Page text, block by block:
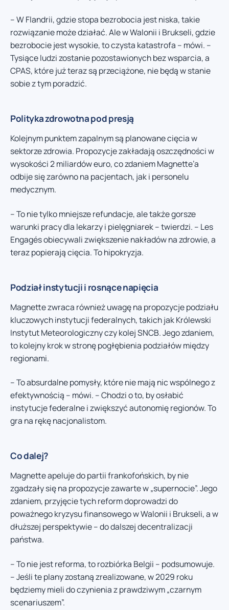
– W Flandrii, gdzie stopa bezrobocia jest niska, takie
rozwiązanie może działać. Ale w Walonii i Brukseli, gdzie
bezrobocie jest wysokie, to czysta katastrofa – mówi. –
Tysiące ludzi zostanie pozostawionych bez wsparcia, a
CPAS, które już teraz są przeciążone, nie będą w stanie
sobie z tym poradzić.
Polityka zdrowotna pod presją
Kolejnym punktem zapalnym są planowane cięcia w
sektorze zdrowia. Propozycje zakładają oszczędności w
wysokości 2 miliardów euro, co zdaniem Magnette’a
odbije się zarówno na pacjentach, jak i personelu
medycznym.
– To nie tylko mniejsze refundacje, ale także gorsze
warunki pracy dla lekarzy i pielęgniarek – twierdzi. – Les
Engagés obiecywali zwiększenie nakładów na zdrowie, a
teraz popierają cięcia. To hipokryzja.
Podział instytucji i rosnące napięcia
Magnette zwraca również uwagę na propozycje podziału
kluczowych instytucji federalnych, takich jak Królewski
Instytut Meteorologiczny czy kolej SNCB. Jego zdaniem,
to kolejny krok w stronę pogłębienia podziałów między
regionami.
– To absurdalne pomysły, które nie mają nic wspólnego z
efektywnością – mówi. – Chodzi o to, by osłabić
instytucje federalne i zwiększyć autonomię regionów. To
gra na rękę nacjonalistom.
Co dalej?
Magnette apeluje do partii frankofońskich, by nie
zgadzały się na propozycje zawarte w „supernocie”. Jego
zdaniem, przyjęcie tych reform doprowadzi do
poważnego kryzysu finansowego w Walonii i Brukseli, a w
dłuższej perspektywie – do dalszej decentralizacji
państwa.
– To nie jest reforma, to rozbiórka Belgii – podsumowuje.
– Jeśli te plany zostaną zrealizowane, w 2029 roku
będziemy mieli do czynienia z prawdziwym „czarnym
scenariuszem”.